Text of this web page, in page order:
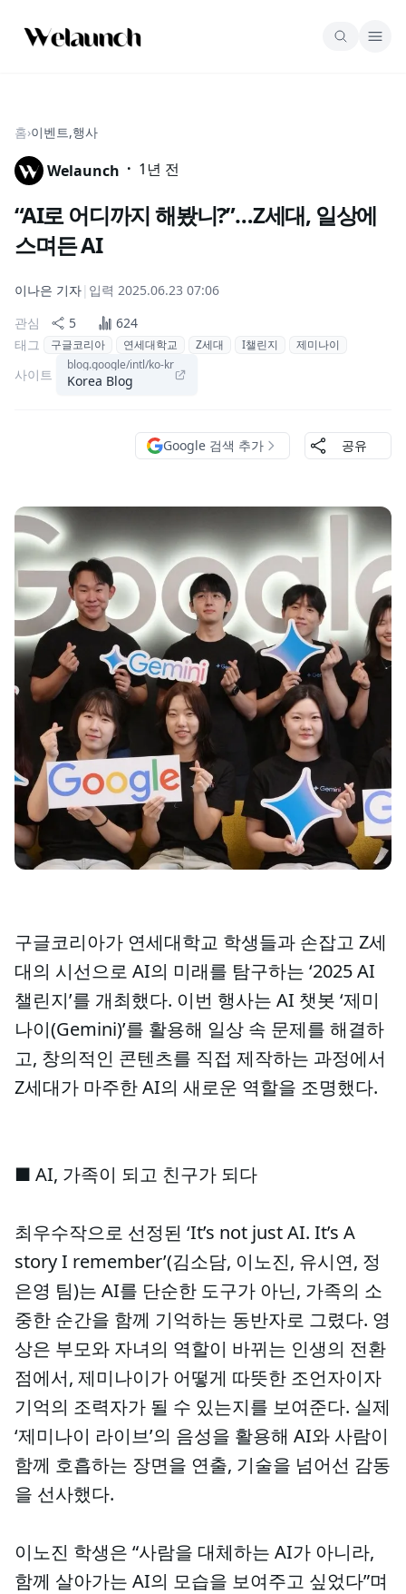
홈›이벤트,행사
Welaunch · 1년 전
“AI로 어디까지 해봤니?”…Z세대, 일상에
스며든 AI
이나은 기자| 입력 2025.06.23 07:06
관심
5
624
태그
구글코리아 연세대학교 Z세대 I챌린지 제미나이
사이트
blog.google/intl/ko-kr
Korea Blog
Google 검색 추가 공유
구글코리아가 연세대학교 학생들과 손잡고 Z세
대의 시선으로 AI의 미래를 탐구하는 ‘2025 AI
챌린지’를 개최했다. 이번 행사는 AI 챗봇 ‘제미
나이(Gemini)’를 활용해 일상 속 문제를 해결하
고, 창의적인 콘텐츠를 직접 제작하는 과정에서
Z세대가 마주한 AI의 새로운 역할을 조명했다.
■ AI, 가족이 되고 친구가 되다
최우수작으로 선정된 ‘It’s not just AI. It’s A
story I remember’(김소담, 이노진, 유시연, 정
은영 팀)는 AI를 단순한 도구가 아닌, 가족의 소
중한 순간을 함께 기억하는 동반자로 그렸다. 영
상은 부모와 자녀의 역할이 바뀌는 인생의 전환
점에서, 제미나이가 어떻게 따뜻한 조언자이자
기억의 조력자가 될 수 있는지를 보여준다. 실제
‘제미나이 라이브’의 음성을 활용해 AI와 사람이
함께 호흡하는 장면을 연출, 기술을 넘어선 감동
을 선사했다.
이노진 학생은 “사람을 대체하는 AI가 아니라,
함께 살아가는 AI의 모습을 보여주고 싶었다”며